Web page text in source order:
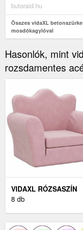
butoraid.hu
Összes vidaXL
mosdókagylóval
Hasonlók, mint
rozsdamentes
VIDAXL RÓZSASZÍN
PUHA PLÜSS GYEREK
8 db